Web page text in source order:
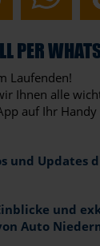
PER
Laufenden!
Ihnen alle
auf Ihr Handy
und Updates
und
Auto